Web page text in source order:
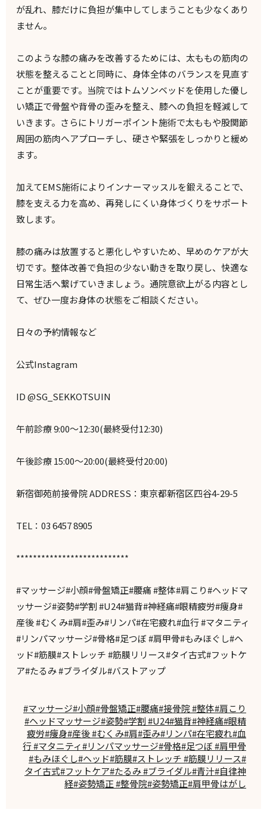
が乱れ、膝だけに負担が集中してしまうことも少なくあり
ません。
このような膝の痛みを改善するためには、太ももの筋肉の
状態を整えることと同時に、身体全体のバランスを見直す
ことが重要です。当院ではトムソンベッドを使用した優し
い矯正で骨盤や背骨の歪みを整え、膝への負担を軽減して
いきます。さらにトリガーポイント施術で太ももや股関節
周囲の筋肉へアプローチし、硬さや緊張をしっかりと緩め
ます。
加えてEMS施術によりインナーマッスルを鍛えることで、
膝を支える力を高め、再発しにくい身体づくりをサポート
致します。
膝の痛みは放置すると悪化しやすいため、早めのケアが大
切です。整体改善で負担の少ない動きを取り戻し、快適な
日常生活へ繋げていきましょう。通院意欲上がる内容とし
て、ぜひ一度お身体の状態をご相談ください。
日々の予約情報など
公式Instagram
ID @SG_SEKKOTSUIN
午前診療 9:00～12:30(最終受付12:30)
午後診療 15:00～20:00(最終受付20:00)
新宿御苑前接骨院 ADDRESS：東京都新宿区四谷4-29-5
TEL：03 6457 8905
***************************
#マッサージ#小顔#骨盤矯正#腰痛 #整体#肩こり#ヘッドマ
ッサージ#姿勢#学割 #U24#猫背#神経痛#眼精疲労#痩身#
産後 #むくみ#肩#歪み#リンパ#在宅疲れ#血行 #マタニティ
#リンパマッサージ#骨格#足つぼ #肩甲骨#もみほぐし#ヘ
ッド#筋膜#ストレッチ #筋膜リリース#タイ古式#フットケ
ア#たるみ #ブライダル#バストアップ
#マッサージ#小顔#骨盤矯正#腰痛#接骨院 #整体#肩こり
#ヘッドマッサージ#姿勢#学割 #U24#猫背#神経痛#眼精
疲労#痩身#産後 #むくみ#肩#歪み#リンパ#在宅疲れ#血
行 #マタニティ#リンパマッサージ#骨格#足つぼ #肩甲骨
#もみほぐし#ヘッド#筋膜#ストレッチ #筋膜リリース#
タイ古式#フットケア#たるみ #ブライダル#青汁#自律神
経#姿勢矯正 #整骨院#姿勢矯正#肩甲骨はがし